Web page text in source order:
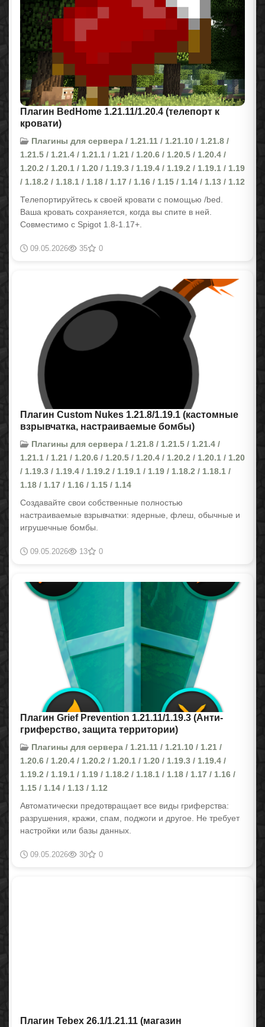
Плагин BedHome 1.21.11/1.20.4 (телепорт к
кровати)
Плагины для сервера / 1.21.11 / 1.21.10 / 1.21.8 /
1.21.5 / 1.21.4 / 1.21.1 / 1.21 / 1.20.6 / 1.20.5 / 1.20.4 /
1.20.2 / 1.20.1 / 1.20 / 1.19.3 / 1.19.4 / 1.19.2 / 1.19.1 / 1.19
/ 1.18.2 / 1.18.1 / 1.18 / 1.17 / 1.16 / 1.15 / 1.14 / 1.13 / 1.12
Телепортируйтесь к своей кровати с помощью /bed.
Ваша кровать сохраняется, когда вы спите в ней.
Совместимо с Spigot 1.8-1.17+.
09.05.2026 35 0
Плагин Custom Nukes 1.21.8/1.19.1 (кастомные
взрывчатка, настраиваемые бомбы)
Плагины для сервера / 1.21.8 / 1.21.5 / 1.21.4 /
1.21.1 / 1.21 / 1.20.6 / 1.20.5 / 1.20.4 / 1.20.2 / 1.20.1 / 1.20
/ 1.19.3 / 1.19.4 / 1.19.2 / 1.19.1 / 1.19 / 1.18.2 / 1.18.1 /
1.18 / 1.17 / 1.16 / 1.15 / 1.14
Создавайте свои собственные полностью
настраиваемые взрывчатки: ядерные, флеш, обычные и
игрушечные бомбы.
09.05.2026 13 0
Плагин Grief Prevention 1.21.11/1.19.3 (Анти-
гриферство, защита территории)
Плагины для сервера / 1.21.11 / 1.21.10 / 1.21 /
1.20.6 / 1.20.4 / 1.20.2 / 1.20.1 / 1.20 / 1.19.3 / 1.19.4 /
1.19.2 / 1.19.1 / 1.19 / 1.18.2 / 1.18.1 / 1.18 / 1.17 / 1.16 /
1.15 / 1.14 / 1.13 / 1.12
Автоматически предотвращает все виды гриферства:
разрушения, кражи, спам, поджоги и другое. Не требует
настройки или базы данных.
09.05.2026 30 0
Плагин Tebex 26.1/1.21.11 (магазин